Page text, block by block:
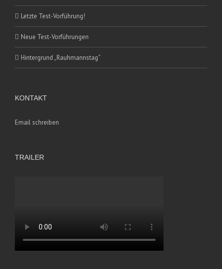
Letzte Test-Vorführung!
Neue Test-Vorführungen
Hintergrund „Rauhmannstag“
KONTAKT
Email schreiben
TRAILER